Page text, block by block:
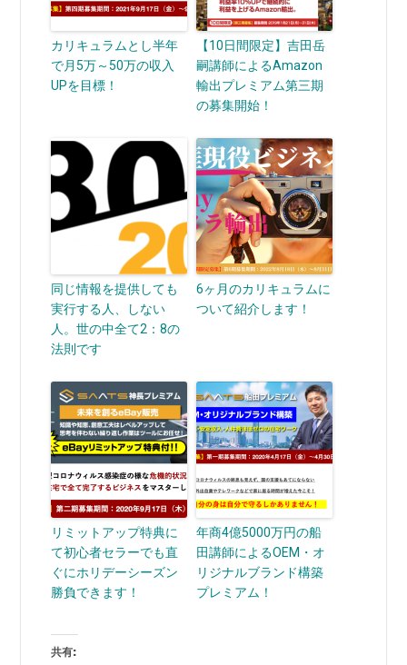
カリキュラムとし半年
で月5万～50万の収入
UPを目標！
【10日間限定】吉田岳
嗣講師によるAmazon
輸出プレミアム第三期
の募集開始！
同じ情報を提供しても
実行する人、しない
人。世の中全て2：8の
法則です
6ヶ月のカリキュラムに
ついて紹介します！
リミットアップ特典に
て初心者セラーでも直
ぐにホリデーシーズン
勝負できます！
年商4億5000万円の船
田講師によるOEM・オ
リジナルブランド構築
プレミアム！
共有: